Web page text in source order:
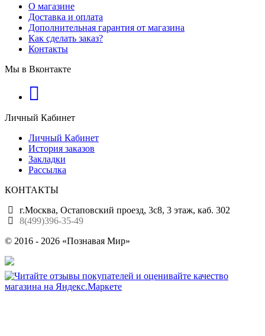
О магазине
Доставка и оплата
Дополнительная гарантия от магазина
Как сделать заказ?
Контакты
Мы в Вконтакте
Личный Кабинет
Личный Кабинет
История заказов
Закладки
Рассылка
КОНТАКТЫ
г.Москва, Остаповский проезд, 3с8, 3 этаж, каб. 302
8(499)396-35-49
© 2016 - 2026 «Познавая Мир»